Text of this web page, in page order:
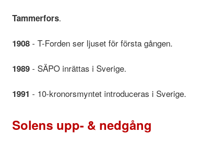
Tammerfors.
1908 - T-Forden ser ljuset för första gången.
1989 - SÄPO inrättas i Sverige.
1991 - 10-kronorsmyntet introduceras i Sverige.
Solens upp- & nedgång